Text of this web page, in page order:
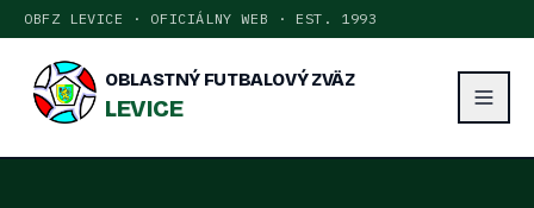
OBFZ LEVICE · OFICIÁLNY WEB · EST. 1993
OBLASTNÝ FUTBALOVÝ ZVÄZ
LEVICE